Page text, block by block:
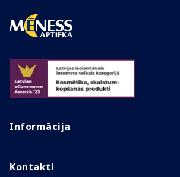
Informācija
Kontakti